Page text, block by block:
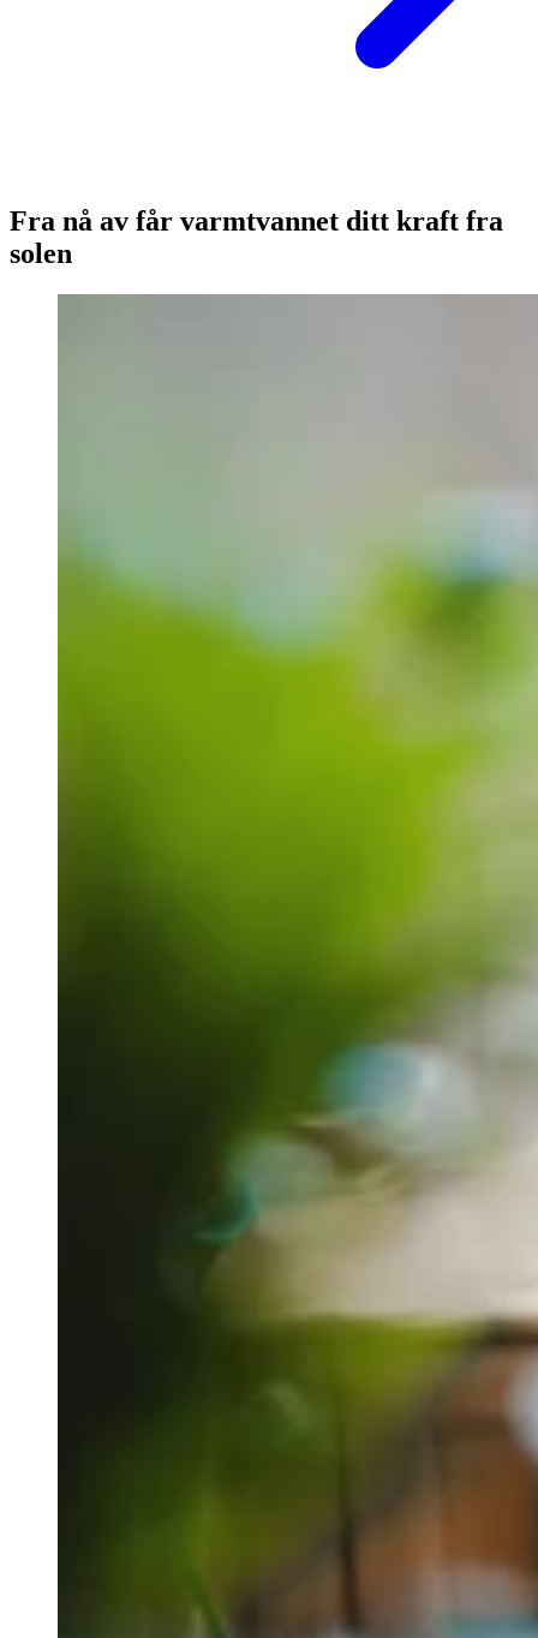
Fra nå av får varmtvannet ditt kraft fra
solen